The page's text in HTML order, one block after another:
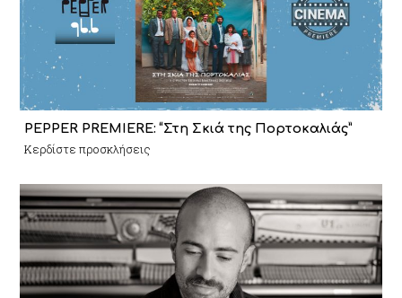
PEPPER PREMIERE: “Στη Σκιά της Πορτοκαλιάς”
Κερδίστε προσκλήσεις